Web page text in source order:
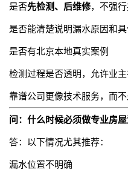
是否先检测、后维修，不强
是否能清楚说明漏水原因和
是否有北京本地真实案例
检测过程是否透明，允许业
靠谱公司更像技术服务，而不
问：什么时候必须做专业房屋
答：以下情况尤其推荐：
漏水位置不明确